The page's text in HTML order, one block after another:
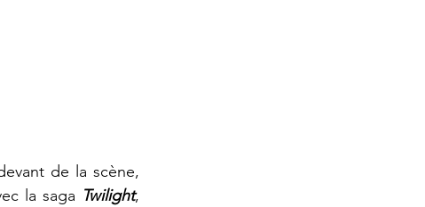
de la scène,
la saga Twilight,